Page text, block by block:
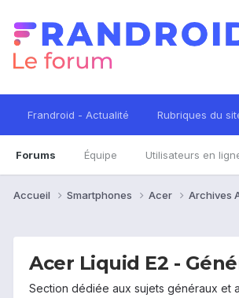
Frandroid - Actualité Rubriques du
Forums Équipe Utilisateurs en
Accueil Smartphones Acer Archives
Acer Liquid E2 -
Section dédiée aux sujets généraux et